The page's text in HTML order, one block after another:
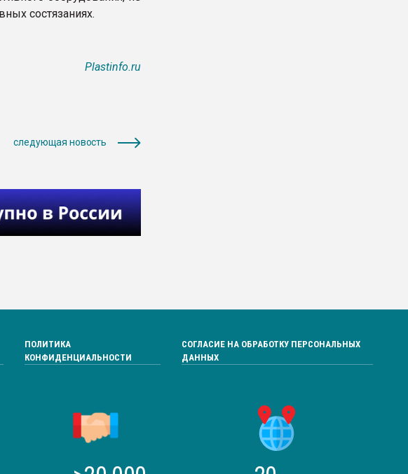
состязаниях.
Plastinfo.ru
следующая новость
ПОЛИТИКА
КОНФИДЕНЦИАЛЬНОСТИ
СОГЛАСИЕ НА ОБРАБОТКУ ПЕРСОНАЛЬНЫХ
ДАННЫХ